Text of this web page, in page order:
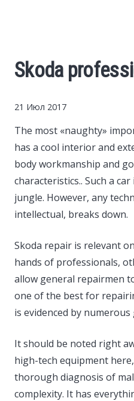
Finance
Investments
News
Politics
Style
Skoda
21 Июл 2017
The most «naughty»
has a cool interior and
body workmanship and
characteristics.. Such a
jungle. However, any
intellectual, breaks down.
Skoda repair is relevant
hands of professionals,
allow general repairmen
one of the best for
is evidenced by
It should be noted right
high-tech equipment
thorough diagnosis of
complexity. It has